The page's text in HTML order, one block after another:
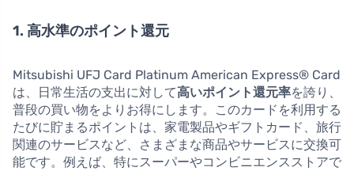
1. 高水準のポイント還元
Mitsubishi UFJ Card Platinum American Express® Card
は、日常生活の支出に対して高いポイント還元率を誇り、
普段の買い物をよりお得にします。このカードを利用する
たびに貯まるポイントは、家電製品やギフトカード、旅行
関連のサービスなど、さまざまな商品やサービスに交換可
能です。例えば、特にスーパーやコンビニエンスストアで